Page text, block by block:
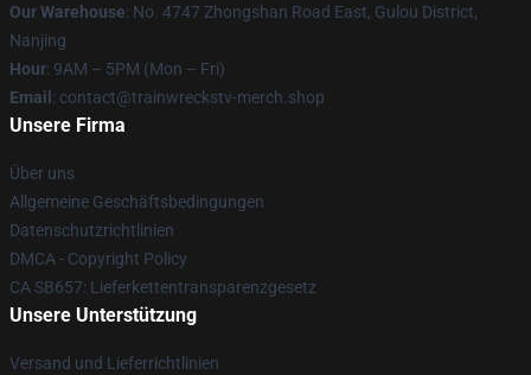
Our Warehouse: No. 4747 Zhongshan Road East, Gulou District,
Nanjing
Hour: 9AM – 5PM (Mon – Fri)
Email : contact@trainwreckstv-merch.shop
Unsere Firma
Über uns
Allgemeine Geschäftsbedingungen
Datenschutzrichtlinien
DMCA - Copyright Policy
CA SB657: Lieferkettentransparenzgesetz
Unsere Unterstützung
Versand und Lieferrichtlinien